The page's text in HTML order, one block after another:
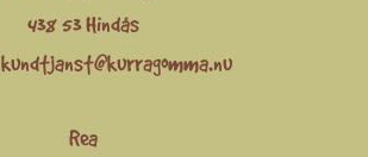
438 53 Hindås
kundtjanst@kurragomma.nu
Rea